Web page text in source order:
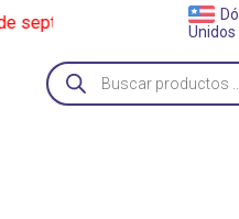
Zapatos
Unidos
Búsqueda
de
productos